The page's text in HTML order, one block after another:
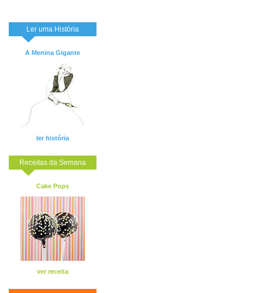
Ler uma História
A Menina Gigante
ler história
Receitas da Semana
Cake Pops
ver receita